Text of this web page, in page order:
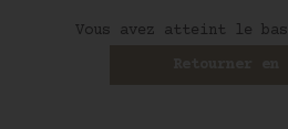
Vous avez atteint le